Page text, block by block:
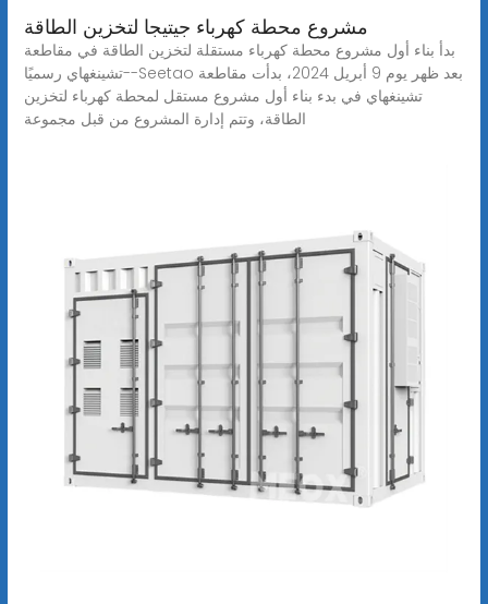
مشروع محطة كهرباء جيتيجا لتخزين الطاقة
بدأ بناء أول مشروع محطة كهرباء مستقلة لتخزين الطاقة في مقاطعة
تشينغهاي رسميًا--Seetao بعد ظهر يوم 9 أبريل 2024، بدأت مقاطعة
تشينغهاي في بدء بناء أول مشروع مستقل لمحطة كهرباء لتخزين
الطاقة، وتتم إدارة المشروع من قبل مجموعة